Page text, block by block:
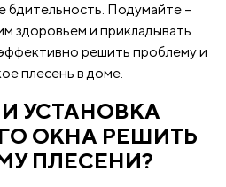
бдительность. Подумайте –
здоровьем и прикладывать
решить проблему и
плесень в доме.
УСТАНОВКА
ОКНА РЕШИТЬ
ПЛЕСЕНИ?